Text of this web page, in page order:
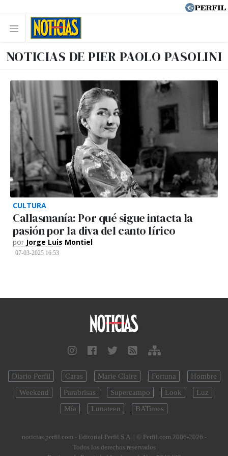
NOTICIAS DE PIER PAOLO PASOLINI
CULTURA
Callasmanía: Por qué sigue intacta la
pasión por la diva del canto lírico
por Jorge Luis Montiel
07-03-2025 16:53
Diario Perfil Caras Marie Claire Fortuna
Hombre
Weekend
Parabrisas Supercampo Look
Luz
Mía
Lunateen BATimes
noticias.perfil.com - Editorial Perfil S.A. | © Perfil.com 2006-2026 -
Todos los derechos reservados